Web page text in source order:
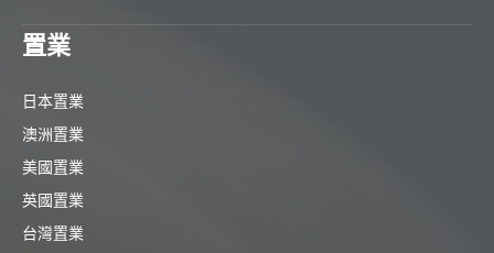
置業
日本置業
澳洲置業
美國置業
英國置業
台灣置業